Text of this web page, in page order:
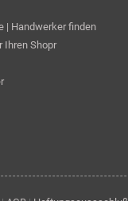
| Handwerker finden
Ihren Shopr